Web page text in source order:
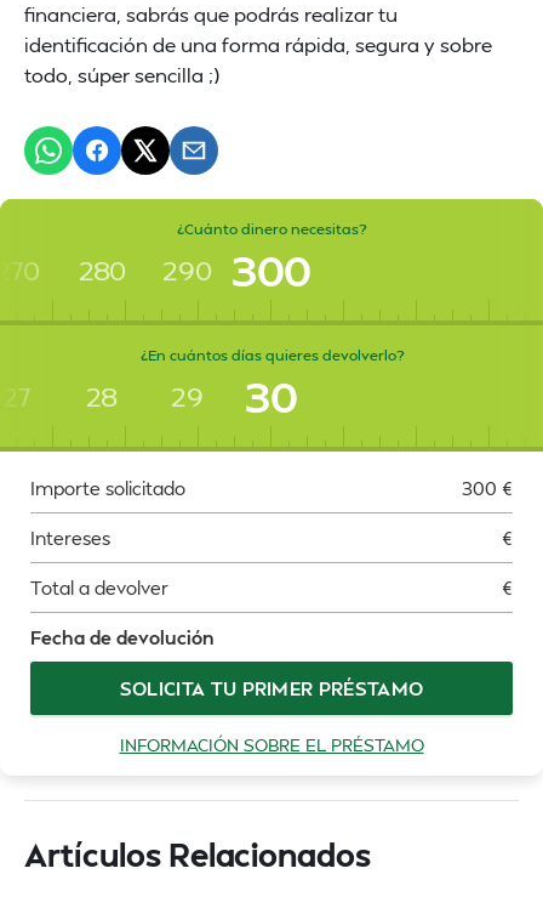
financiera, sabrás que podrás realizar tu
identificación de una forma rápida, segura y sobre
todo, súper sencilla ;)
¿Cuánto dinero necesitas?
280 290 300
¿En cuántos días quieres devolverlo?
27 28 29 30
Importe solicitado 300 €
Intereses €
Total a devolver €
Fecha de devolución
SOLICITA TU PRIMER PRÉSTAMO
INFORMACIÓN SOBRE EL PRÉSTAMO
Artículos Relacionados